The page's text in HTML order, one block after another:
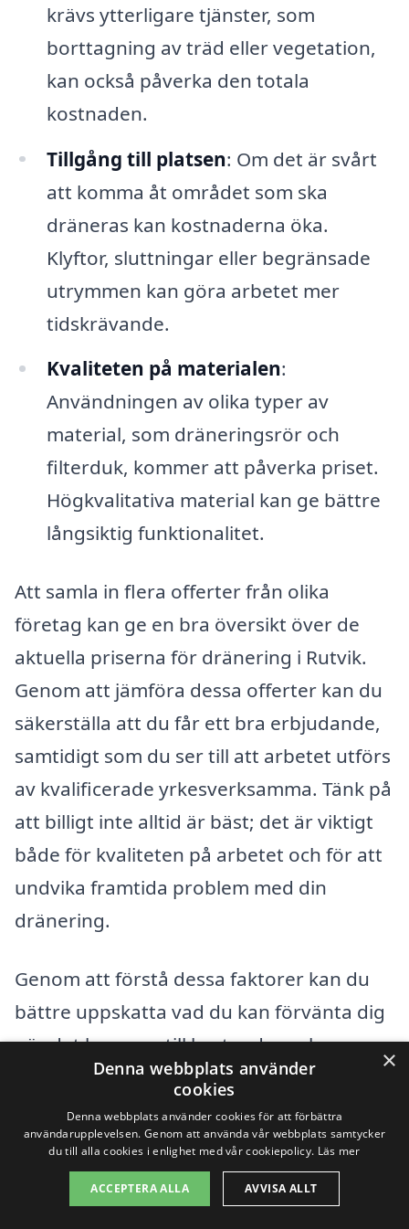
krävs ytterligare tjänster, som
borttagning av träd eller vegetation,
kan också påverka den totala
kostnaden.
Tillgång till platsen: Om det är svårt
att komma åt området som ska
dräneras kan kostnaderna öka.
Klyftor, sluttningar eller begränsade
utrymmen kan göra arbetet mer
tidskrävande.
Kvaliteten på materialen:
Användningen av olika typer av
material, som dräneringsrör och
filterduk, kommer att påverka priset.
Högkvalitativa material kan ge bättre
långsiktig funktionalitet.
Att samla in flera offerter från olika
företag kan ge en bra översikt över de
aktuella priserna för dränering i Rutvik.
Genom att jämföra dessa offerter kan du
säkerställa att du får ett bra erbjudande,
samtidigt som du ser till att arbetet utförs
av kvalificerade yrkesverksamma. Tänk på
att billigt inte alltid är bäst; det är viktigt
både för kvaliteten på arbetet och för att
undvika framtida problem med din
dränering.
Genom att förstå dessa faktorer kan du
bättre uppskatta vad du kan förvänta dig
när det kommer till kostnader och
därmed fatta ett informerat beslut om
vilken dräneringslösning som passar just
dina behov i Rutvik.
Få 3 erbjudanden, gratis och utan
×
Denna webbplats använder
cookies
Denna webbplats använder cookies för att förbättra
användarupplevelsen. Genom att använda vår webbplats samtycker
du till alla cookies i enlighet med vår cookiepolicy. Läs mer
ACCEPTERA ALLA AVVISA ALLT